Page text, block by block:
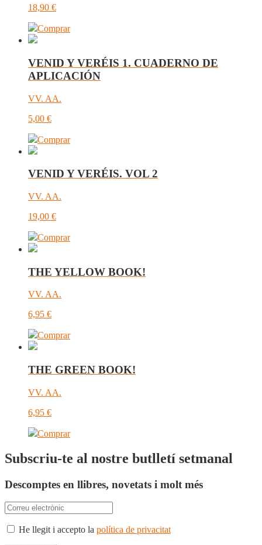
18,90 €
Comprar
VENID Y VERÉIS 1. CUADERNO DE
APLICACIÓN
VV. AA.
5,00 €
Comprar
VENID Y VERÉIS. VOL 2
VV. AA.
19,00 €
Comprar
THE YELLOW BOOK!
VV. AA.
6,95 €
Comprar
THE GREEN BOOK!
VV. AA.
6,95 €
Comprar
Subscriu-te al nostre butlletí setmanal
Descomptes en llibres, novetats i molt més
He llegit i accepto la política de privacitat